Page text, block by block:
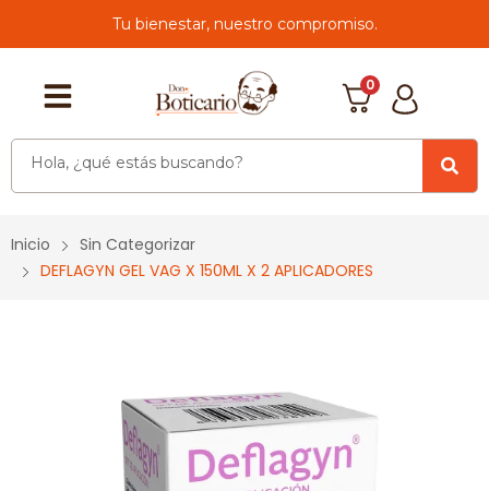
Tu bienestar, nuestro compromiso.
0
Inicio
Sin Categorizar
DEFLAGYN GEL VAG X 150ML X 2 APLICADORES